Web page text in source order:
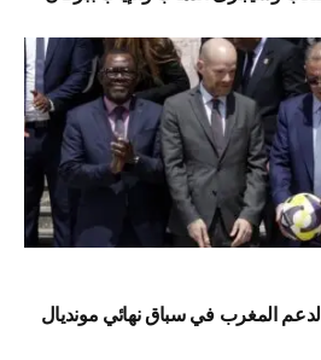
المغرب في سباق نهائي مونديال